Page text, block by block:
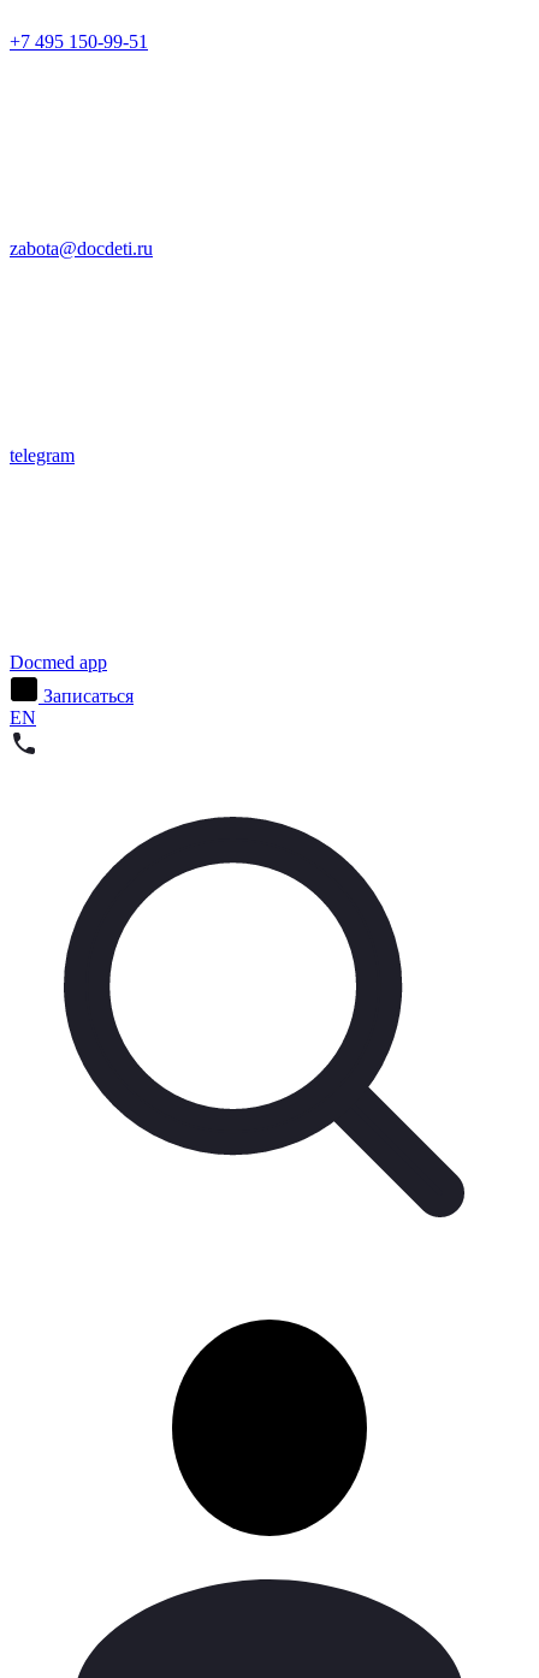
+7 495 150-99-51
zabota@docdeti.ru
telegram
Docmed app
Записаться
EN